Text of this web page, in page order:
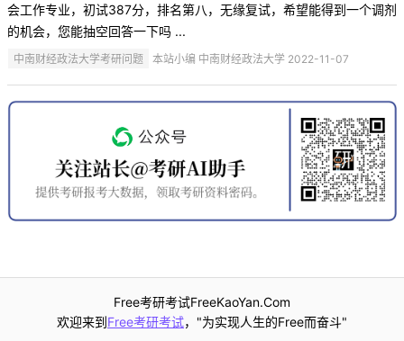
会工作专业，初试387分，排名第八，无缘复试，希望能得到一个调剂
的机会，您能抽空回答一下吗 ...
中南财经政法大学考研问题 本站小编 中南财经政法大学 2022-11-07
Free考研考试FreeKaoYan.Com
欢迎来到Free考研考试，"为实现人生的Free而奋斗"